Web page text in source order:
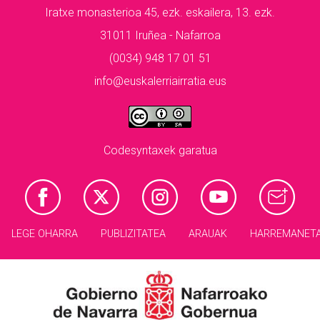
Iratxe monasterioa 45, ezk. eskailera, 13. ezk.
31011 Iruñea - Nafarroa
(0034) 948 17 01 51
info@euskalerriairratia.eus
Codesyntaxek garatua
LEGE OHARRA PUBLIZITATEA ARAUAK